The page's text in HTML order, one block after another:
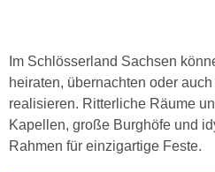
Im Schlösserland Sachsen
heiraten, übernachten oder
realisieren. Ritterliche Räume
Kapellen, große Burghöfe und
Rahmen für einzigartige Feste.